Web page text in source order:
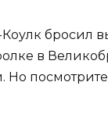
бросил
в
Но